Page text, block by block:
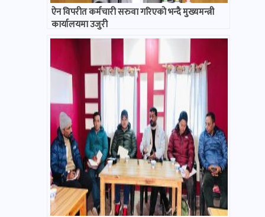
ऐन विपरीत कर्मचारी सरुवा गरिएको भन्दै मुख्यमन्त्री
कार्यालयमा उजुरी